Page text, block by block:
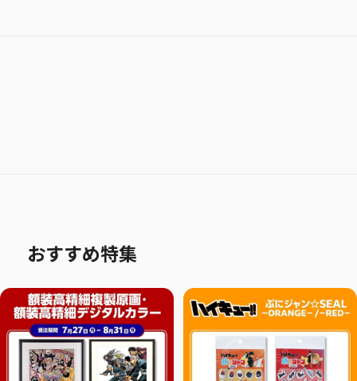
おすすめ特集